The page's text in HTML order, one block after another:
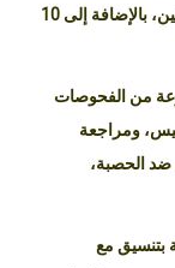
والتوليد وطبيب في الصحة الجماعاتية و10 ممرضين، بالإضافة إلى 10
من الفحوصات
ومراجعة
ضد الحصبة،
بتنسيق مع